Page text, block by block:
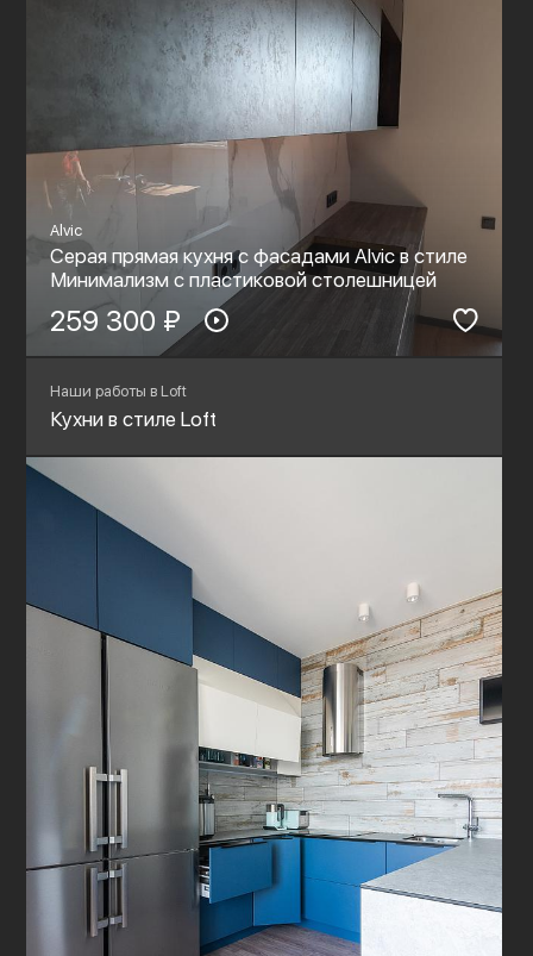
Alvic
Серая прямая кухня с фасадами Alvic в стиле
Минимализм с пластиковой столешницей
259 300 ₽
Наши работы в Loft
Кухни в стиле Loft